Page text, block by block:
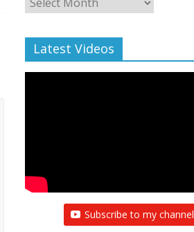
Archive
Latest Videos
Subscribe to my channel